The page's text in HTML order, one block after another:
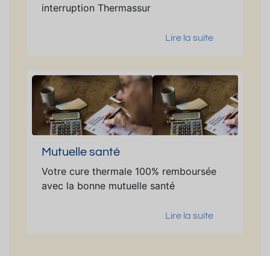
interruption Thermassur
Lire la suite
Mutuelle santé
Votre cure thermale 100% remboursée
avec la bonne mutuelle santé
Lire la suite